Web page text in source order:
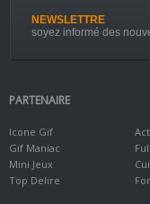
NEWSLETTRE
soyez informé des
PARTENAIRE
Icone Gif
Gif Maniac
Mini Jeux
Top Delire